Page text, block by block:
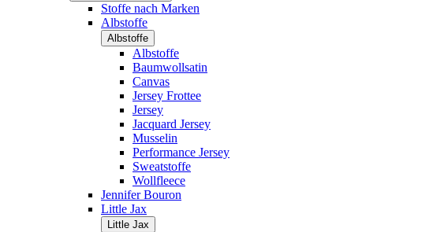
Stoffe nach Marken
Albstoffe
Albstoffe
Albstoffe
Baumwollsatin
Canvas
Jersey Frottee
Jersey
Jacquard Jersey
Musselin
Performance Jersey
Sweatstoffe
Wollfleece
Jennifer Bouron
Little Jax
Little Jax